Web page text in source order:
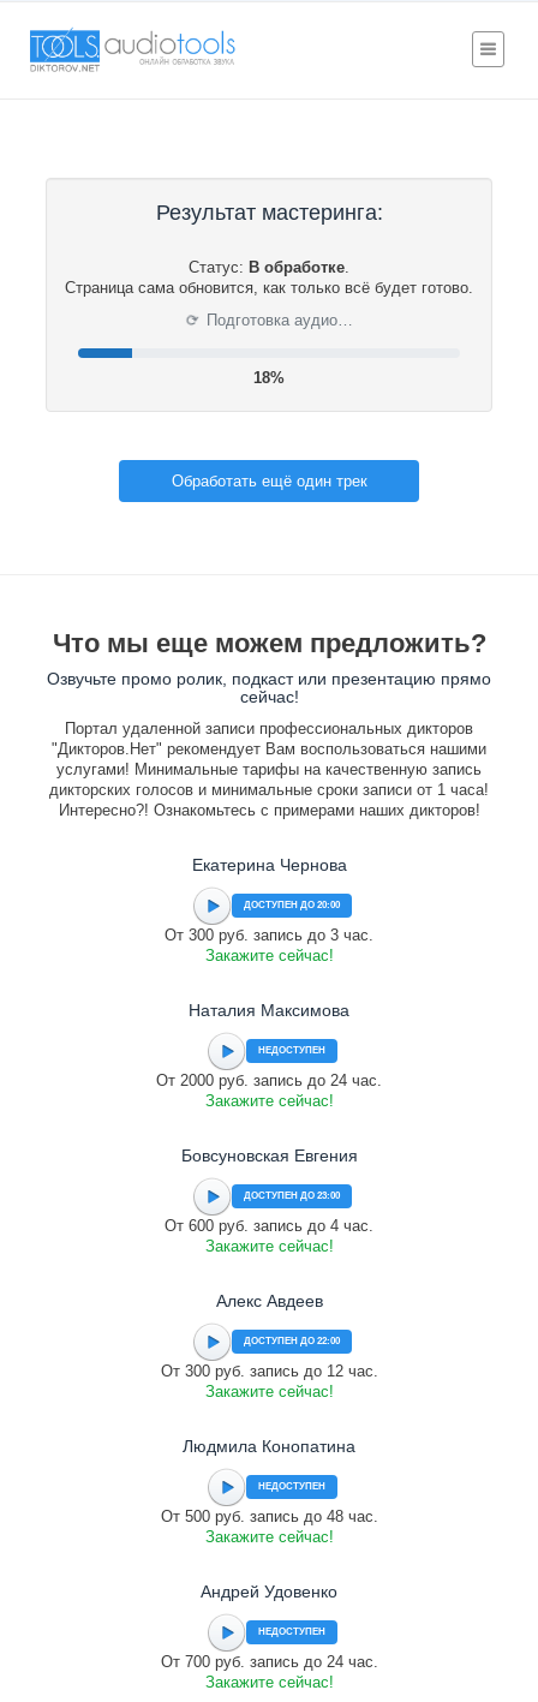
Результат мастеринга:
Статус: В обработке.
Страница сама обновится, как только всё будет готово.
⟳ Подготовка аудио…
19%
Обработать ещё один трек
Что мы еще можем предложить?
Озвучьте промо ролик, подкаст или презентацию прямо
сейчас!
Портал удаленной записи профессиональных дикторов
"Дикторов.Нет" рекомендует Вам воспользоваться нашими
услугами! Минимальные тарифы на качественную запись
дикторских голосов и минимальные сроки записи от 1 часа!
Интересно?! Ознакомьтесь с примерами наших дикторов!
Екатерина Чернова
ДОСТУПЕН ДО 20:00
От 300 руб. запись до 3 час.
Закажите сейчас!
Наталия Максимова
НЕДОСТУПЕН
От 2000 руб. запись до 24 час.
Закажите сейчас!
Бовсуновская Евгения
ДОСТУПЕН ДО 23:00
От 600 руб. запись до 4 час.
Закажите сейчас!
Алекс Авдеев
ДОСТУПЕН ДО 22:00
От 300 руб. запись до 12 час.
Закажите сейчас!
Людмила Конопатина
НЕДОСТУПЕН
От 500 руб. запись до 48 час.
Закажите сейчас!
Андрей Удовенко
НЕДОСТУПЕН
От 700 руб. запись до 24 час.
Закажите сейчас!